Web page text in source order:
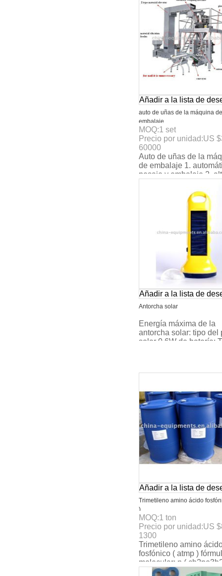
Añadir a la lista de
auto de uñas de la máquina de
embalaje
MOQ:1 set
Precio por unidad:US $
60000
Auto de uñas de la
de embalaje 1.
pesaje y embalaje 2.
certificado del ce e
Añadir a la lista de
Antorcha solar
Energía máxima de la
antorcha solar: tipo del
solar 0.6W de batería:
Añadir a la lista de
Trimetileno amino ácido
)
MOQ:1 ton
Precio por unidad:US $
1300
Trimetileno amino
fosfónico ( atmp )
molecular: n (
molecularweight: